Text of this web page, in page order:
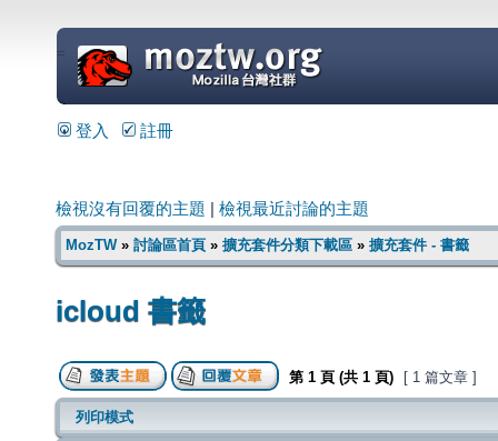
=
登入 註冊
檢視沒有回覆的主題 檢視最近討論的主題
MozTW» 討論區首頁 » 擴充套件分類下載區 » 擴充套件 - 書籤
icloud 書籤
第 1 頁 (共 1 頁) [ 1 篇文章 ]
列印模式